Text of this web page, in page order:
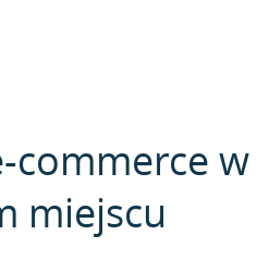
commerce w
miejscu